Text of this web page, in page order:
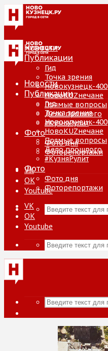
Новости
Публикации
Гид
Точка зрения
Новокузнецк-400
НовоKUZнечане
Прямые вопросы
Дело прошлого
#КузняРулит
Фото
Фото дня
Фоторепортажи
VK
ОК
Youtube
Новости
Публикации
Гид
Точка зрения
Новокузнецк-400
НовоKUZнечане
Прямые вопросы
Дело прошлого
#КузняРулит
Фото
Фото дня
Фоторепортажи
VK
ОК
Youtube